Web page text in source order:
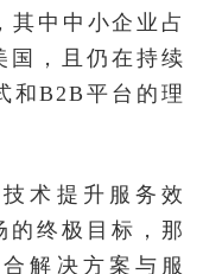
其中中小企业占
国，且仍在持续
和B2B平台的理
术提升服务效
的终极目标，那
解决方案与服